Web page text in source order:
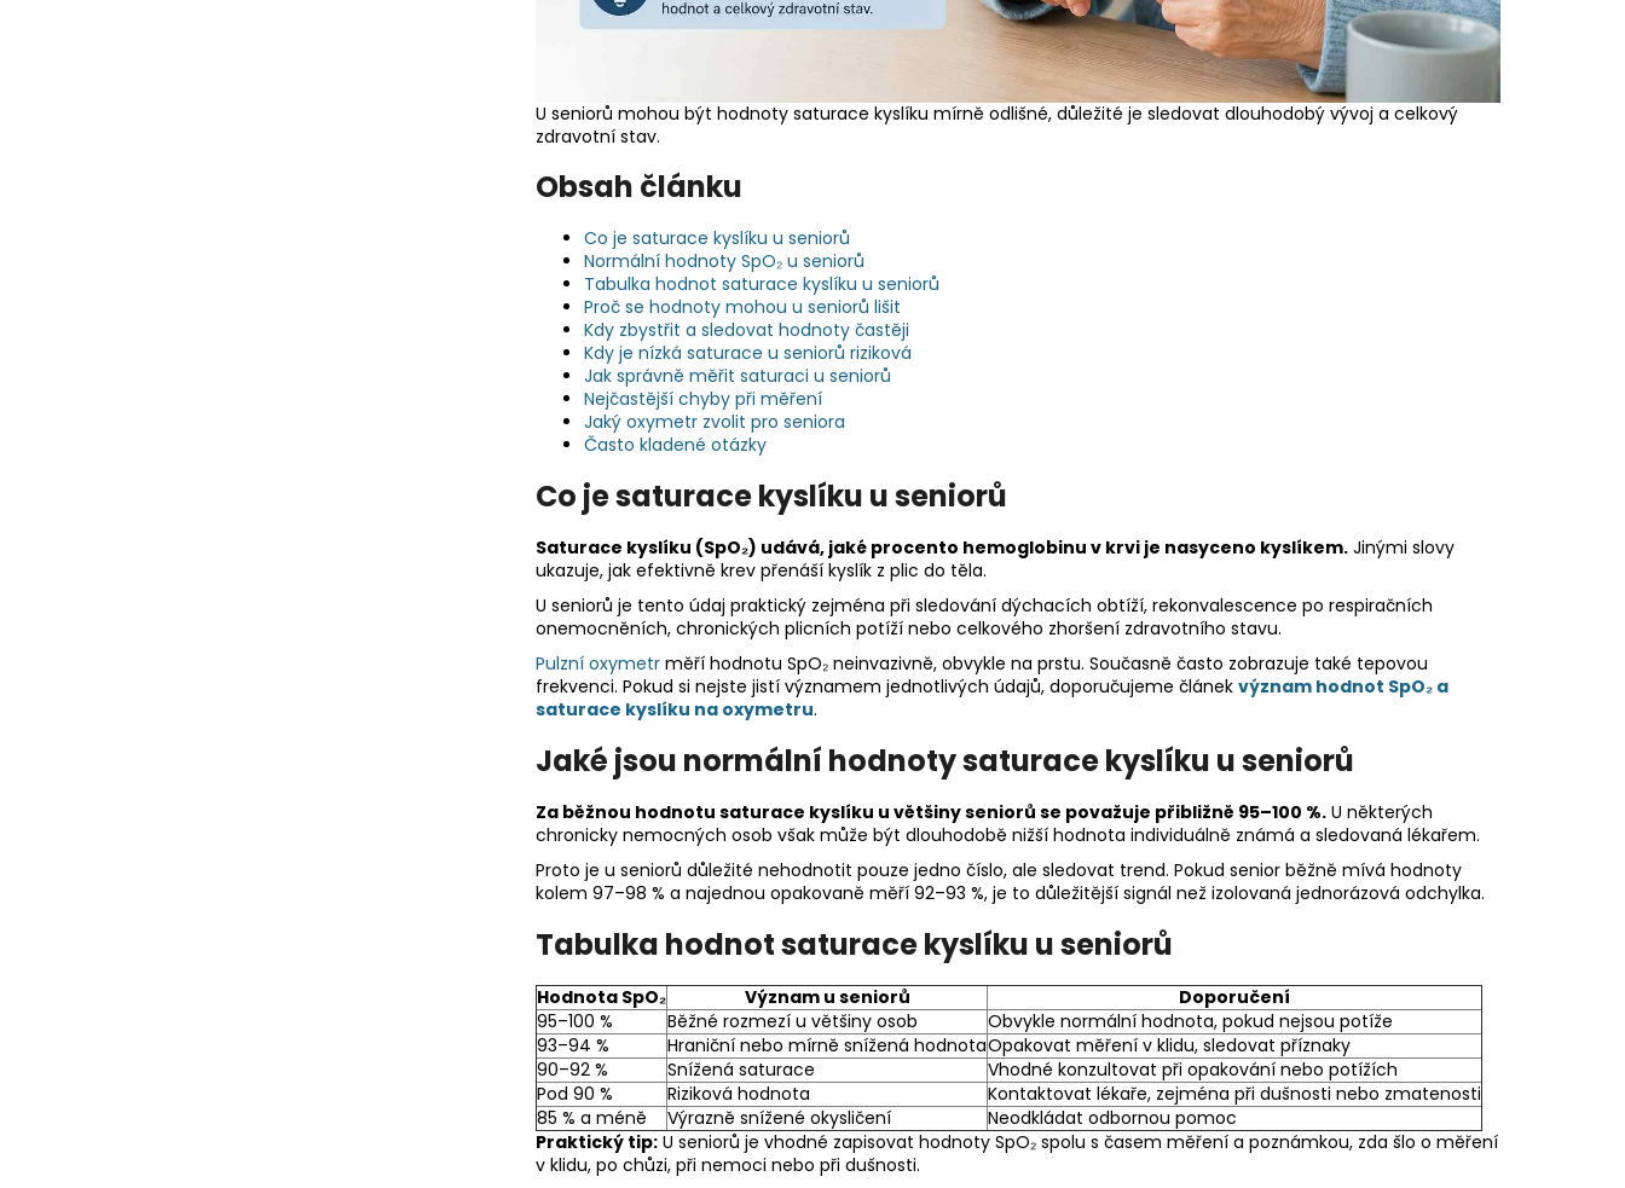
U seniorů mohou být hodnoty saturace kyslíku mírně odlišné, důležité je sledovat dlouhodobý vývoj a celkový
zdravotní stav.
Obsah článku
Co je saturace kyslíku u seniorů
Normální hodnoty SpO₂ u seniorů
Tabulka hodnot saturace kyslíku u seniorů
Proč se hodnoty mohou u seniorů lišit
Kdy zbystřit a sledovat hodnoty častěji
Kdy je nízká saturace u seniorů riziková
Jak správně měřit saturaci u seniorů
Nejčastější chyby při měření
Jaký oxymetr zvolit pro seniora
Často kladené otázky
Co je saturace kyslíku u seniorů
Saturace kyslíku (SpO₂) udává, jaké procento hemoglobinu v krvi je nasyceno kyslíkem. Jinými slovy
ukazuje, jak efektivně krev přenáší kyslík z plic do těla.
U seniorů je tento údaj praktický zejména při sledování dýchacích obtíží, rekonvalescence po respiračních
onemocněních, chronických plicních potíží nebo celkového zhoršení zdravotního stavu.
Pulzní oxymetr měří hodnotu SpO₂ neinvazivně, obvykle na prstu. Současně často zobrazuje také tepovou
frekvenci. Pokud si nejste jistí významem jednotlivých údajů, doporučujeme článek význam hodnot SpO₂ a
saturace kyslíku na oxymetru.
Jaké jsou normální hodnoty saturace kyslíku u seniorů
Za běžnou hodnotu saturace kyslíku u většiny seniorů se považuje přibližně 95–100 %. U některých
chronicky nemocných osob však může být dlouhodobě nižší hodnota individuálně známá a sledovaná lékařem.
Proto je u seniorů důležité nehodnotit pouze jedno číslo, ale sledovat trend. Pokud senior běžně mívá hodnoty
kolem 97–98 % a najednou opakovaně měří 92–93 %, je to důležitější signál než izolovaná jednorázová odchylka.
Tabulka hodnot saturace kyslíku u seniorů
Hodnota SpO₂ Význam u seniorů
Doporučení
95–100 %
Běžné rozmezí u většiny osob
Obvykle normální hodnota, pokud nejsou potíže
93–94 %
Hraniční nebo mírně snížená hodnotaOpakovat měření v klidu, sledovat příznaky
90–92 %
Snížená saturace
Vhodné konzultovat při opakování nebo potížích
Pod 90 %
Riziková hodnota
Kontaktovat lékaře, zejména při dušnosti nebo zmatenosti
85 % a méně
Výrazně snížené okysličení
Neodkládat odbornou pomoc
Praktický tip: U seniorů je vhodné zapisovat hodnoty SpO₂ spolu s časem měření a poznámkou, zda šlo o měření
v klidu, po chůzi, při nemoci nebo při dušnosti.